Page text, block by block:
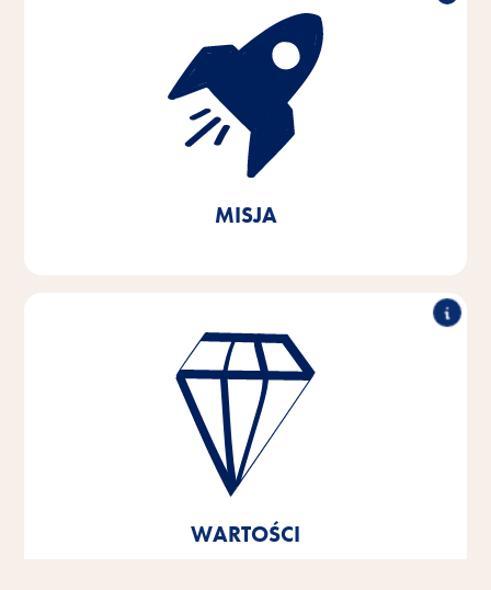
MISJA
Z pasją i empatią dla potrzeb zwierząt domowych i
ich opiekunów opracowujemy, produkujemy i
dystrybuujemy innowacyjne, wysokiej jakości
produkty oparte na potrzebach poszczególnych
gatunków zwierząt. Poprzez zrównoważone
działania przyczyniamy się do ochrony ważnych
WARTOŚCI
Znakomita wydajność, partnerska współpraca,
innowacyjność i odpowiedzialne działanie - to filary,
na których opierają się wartości naszej firmy.
Te podstawowe wartości są podstawą i kierunkiem
naszych myśli i działań oraz pomagają nam się
rozwijać i wzrastać – zarówno jako jednostki, jak i
jako firma.